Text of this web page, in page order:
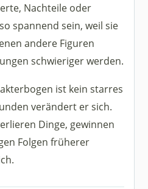
Nachteile oder
spannend sein, weil sie
andere Figuren
schwieriger werden.
ist kein starres
verändert er sich.
Dinge, gewinnen
Folgen früherer